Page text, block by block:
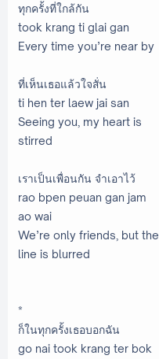
ทุกครั้งที่ใกล้กัน
took krang ti glai gan
Every time you’re near by
ที่เห็นเธอแล้วใจสั่น
ti hen ter laew jai san
Seeing you, my heart is
stirred
เราเป็นเพื่อนกัน จำเอาไว้
rao bpen peuan gan jam
ao wai
We’re only friends, but the
line is blurred
*
ก็ในทุกครั้งเธอบอกฉัน
go nai took krang ter bok